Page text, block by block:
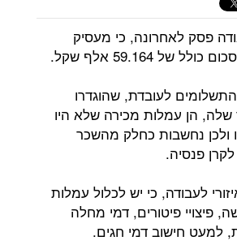
פסק לאחרונה, כי מעסיק
של 59.164 אלף שקל.
לעובדת, שהוגדרו
שלה, הן עמלות מכירה שלא היו
ולכן נחשבות כחלק מהשכר
פנסיה.
לעבודה, כי יש לכלול עמלות
פיצויי פיטורים, דמי מחלה
למעט חישוב דמי חגים.